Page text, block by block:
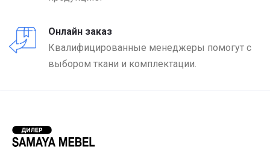
Онлайн заказ
Квалифицированные менеджеры помогут с
выбором ткани и комплектации.